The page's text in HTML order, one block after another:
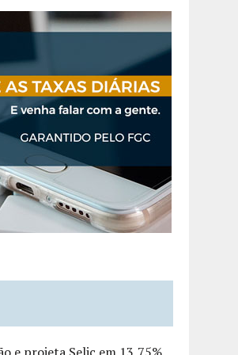
e projeta Selic em 13,75%